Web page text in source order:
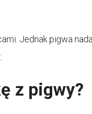
Jednak pigwa
z pigwy?